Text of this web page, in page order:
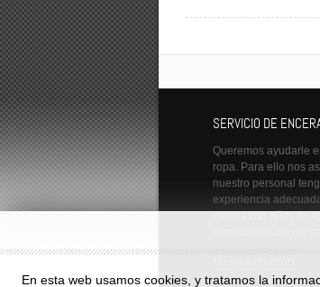
SERVICIO DE
Queremos ayudarle
ropa. Para ello nos
nuestro personal
experiencia
cuenta con años de
En esta web usamos cookies, y tratamos la